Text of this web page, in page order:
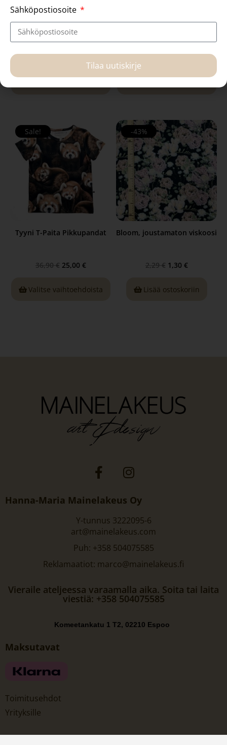
Sale!
Tyyni T-Paita Pikkupandat
36,90 € 25,00 €
Valitse vaihtoehdoista
-43%
Bloom, joustamaton viskoosi
2,29 € 1,30 €
Lisää ostoskoriin
Hanna-Maria Mainelakeus Oy
Y-tunnus 3222095-6
art@mainelakeus.com
Puh: +358 504075585
Reklamaatiot: marco@mainelakeus.fi
Vieraile ateljeessa varaamalla aika. Soita tai laita
viestiä: +358 504075585
Komeetankatu 1 T2, 02210 Espoo
Maksutavat
Toimitusehdot
Yrityksille
Sähköpostiosoite
Tilaa uutiskirje